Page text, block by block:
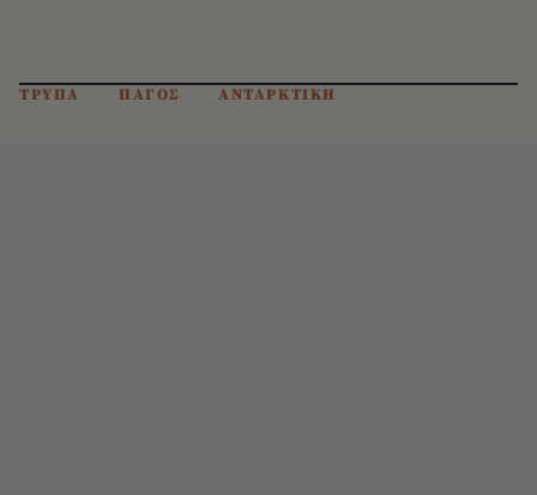
ΤΡΥΠΑ ΠΑΓΟΣ ΑΝΤΑΡΚΤΙΚΗ